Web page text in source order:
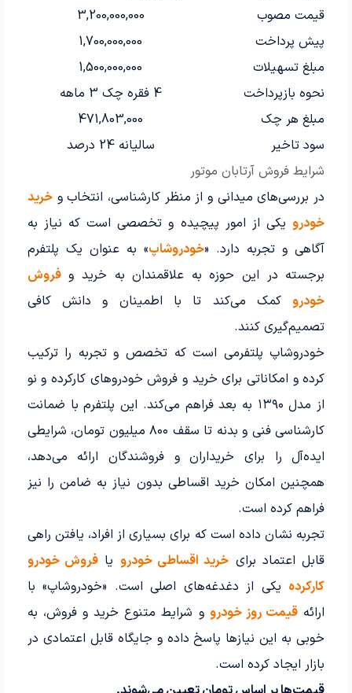
شرایط فروش آرتابان موتور
قیمت مصوب
3,200,000,000
پیش پرداخت
1,700,000,000
مبلغ تسهیلات
1,500,000,000
نحوه بازپرداخت
4 فقره چک 3 ماهه
مبلغ هر چک
471,803,000
سود تاخیر
سالیانه 24 درصد
در بررسی‌های میدانی و از منظر کارشناسی، انتخاب وخرید
خودرویکی از امور پیچیده‌ و تخصصی است که نیاز به
آگاهی و تجربه دارد. «خودروشاپ» به عنوان یک پلتفرم
برجسته در این حوزه به علاقمندان به خرید وفروش
خودروکمک می‌کند تا با اطمینان و دانش کافی
تصمیم‌گیری کنند.
خودروشاپ پلتفرمی است که تخصص و تجربه را ترکیب
کرده و امکاناتی برای خرید و فروش خودروهای کارکرده و نو
از مدل ۱۳۹۰ به بعد فراهم می‌کند. این پلتفرم با ضمانت
کارشناسی فنی و بدنه تا سقف ۸۰۰ میلیون تومان، شرایطی
ایده‌آل را برای خریداران و فروشندگان ارائه می‌دهد،
همچنین امکان خرید اقساطی بدون نیاز به ضامن را نیز
فراهم کرده است.
تجربه نشان داده است که برای بسیاری از افراد، یافتن راهی
قابل اعتماد برای خرید اقساطی خودرو یا فروش خودرو
کارکرده یکی از دغدغه‌های اصلی است. «خودروشاپ» با
ارائه قیمت روز خودرو و شرایط متنوع خرید و فروش، به
خوبی به این نیازها پاسخ داده و جایگاه قابل اعتمادی در
بازار ایجاد کرده است.